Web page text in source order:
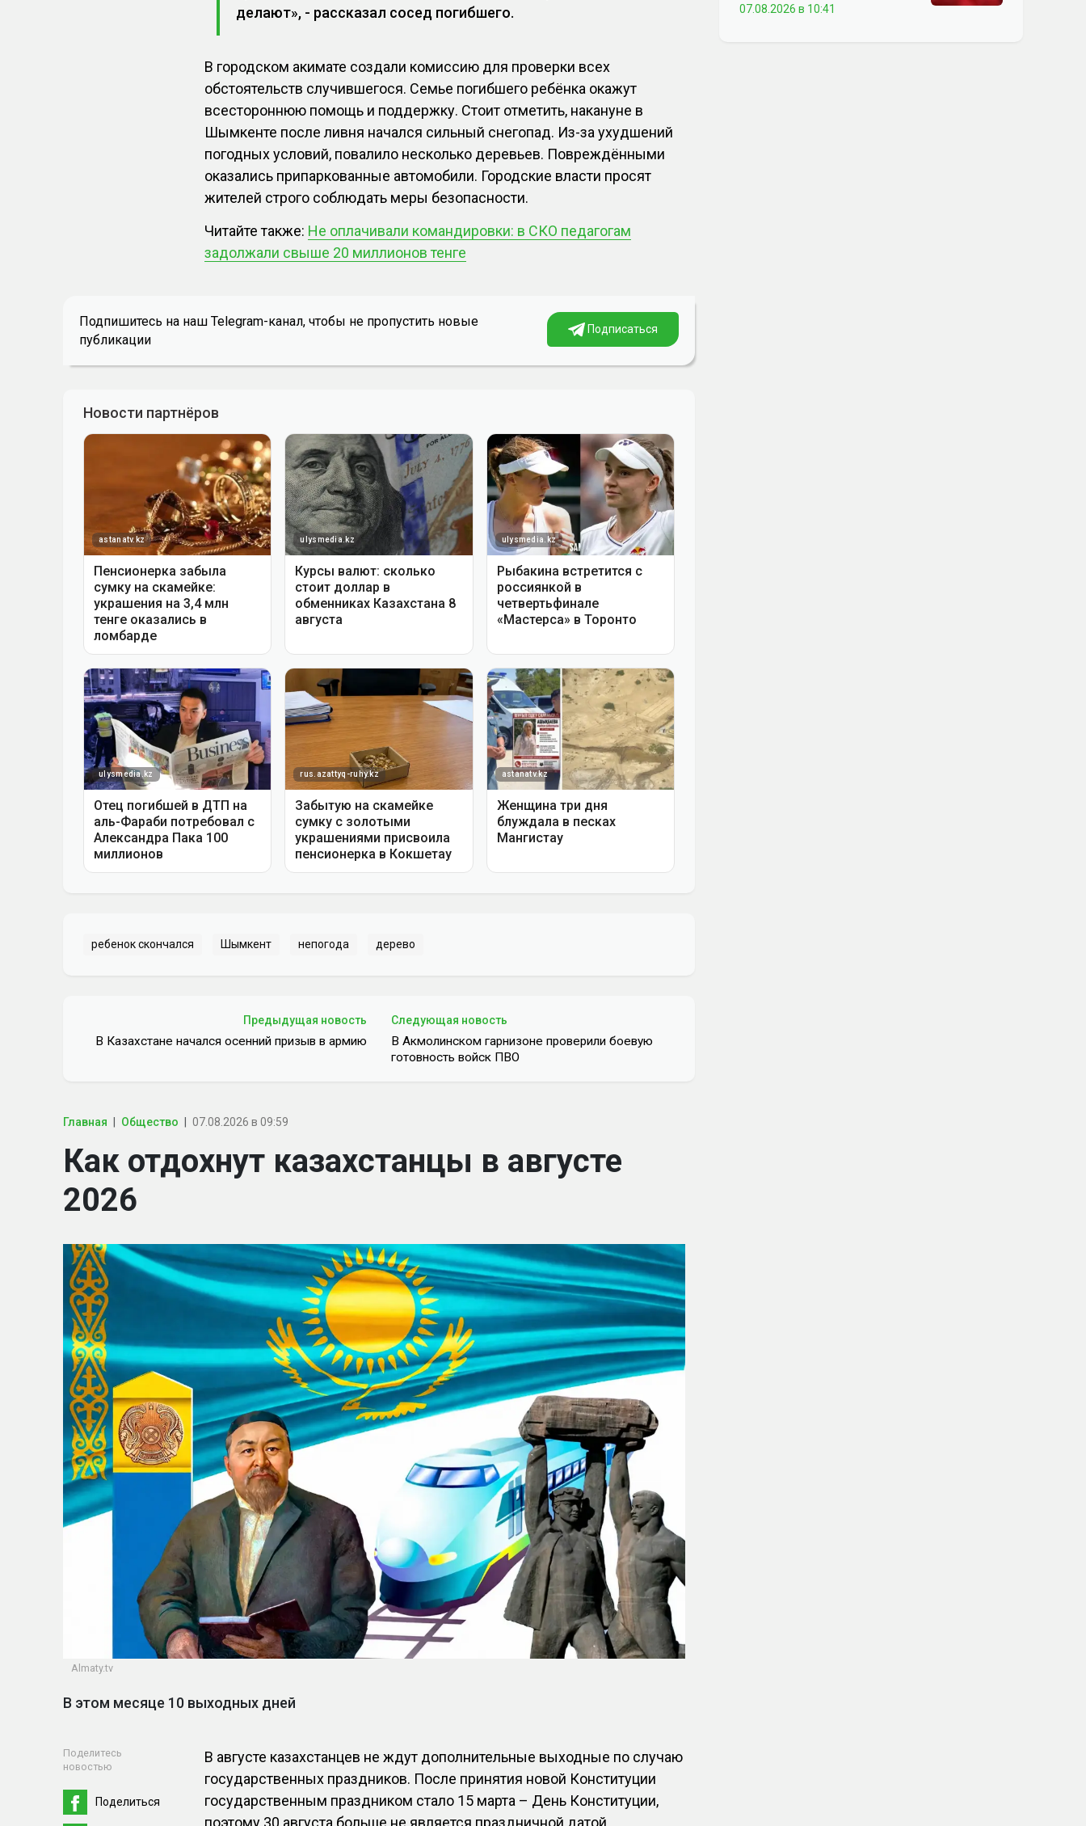
делают», - рассказал сосед погибшего.
В городском акимате создали комиссию для проверки всех
обстоятельств случившегося. Семье погибшего ребёнка окажут
всестороннюю помощь и поддержку. Стоит отметить, накануне в
Шымкенте после ливня начался сильный снегопад. Из-за ухудшений
погодных условий, повалило несколько деревьев. Повреждёнными
оказались припаркованные автомобили. Городские власти просят
жителей строго соблюдать меры безопасности.
Читайте также: Не оплачивали командировки: в СКО педагогам
задолжали свыше 20 миллионов тенге
Подпишитесь на наш Telegram-канал, чтобы не пропустить новые
публикации
Подписаться
ребенок скончался Шымкент непогода дерево
Предыдущая новость
В Казахстане начался осенний призыв в армию
Следующая новость
В Акмолинском гарнизоне проверили боевую
готовность войск ПВО
Главная Общество 07.08.2026 в 09:59
Как отдохнут казахстанцы в августе
2026
Almaty.tv
В этом месяце 10 выходных дней
Поделитесь
новостью
Поделиться
В августе казахстанцев не ждут дополнительные выходные по случаю
государственных праздников. После принятия новой Конституции
государственным праздником стало 15 марта – День Конституции,
поэтому 30 августа больше не является праздничной датой,
07.08.2026 в 10:41